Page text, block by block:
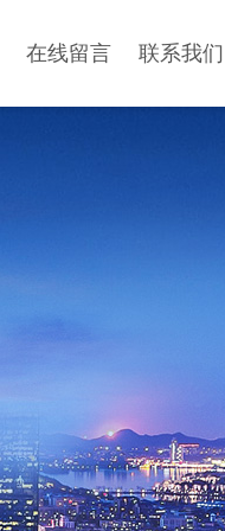
在线留言 联系我们